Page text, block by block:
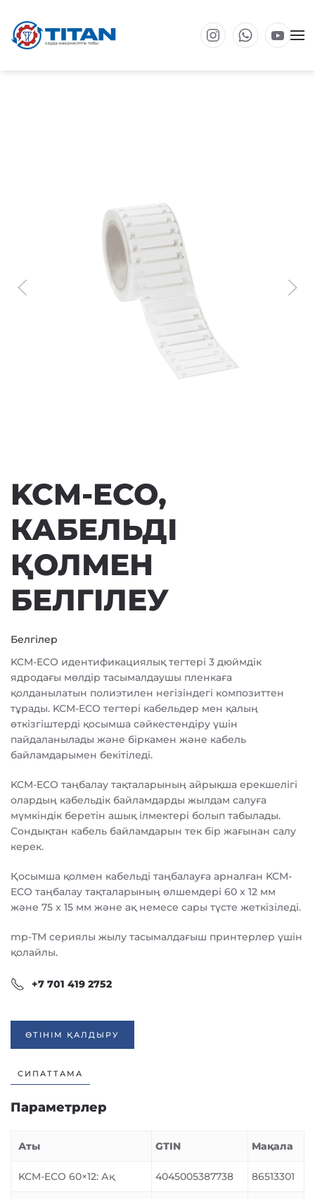
Негізгі мазмұнға өту
KCM-ECO,
КАБЕЛЬДІ
ҚОЛМЕН
БЕЛГІЛЕУ
Белгілер
KCM-ECO идентификациялық тегтері 3 дюймдік
ядродағы мөлдір тасымалдаушы пленкаға
қолданылатын полиэтилен негізіндегі композиттен
тұрады. KCM-ECO тегтері кабельдер мен қалың
өткізгіштерді қосымша сәйкестендіру үшін
пайдаланылады және біркамен және кабель
байламдарымен бекітіледі.
KCM-ECO таңбалау тақталарының айрықша ерекшелігі
олардың кабельдік байламдарды жылдам салуға
мүмкіндік беретін ашық ілмектері болып табылады.
Сондықтан кабель байламдарын тек бір жағынан салу
керек.
Қосымша қолмен кабельді таңбалауға арналған KCM-
ECO таңбалау тақталарының өлшемдері 60 x 12 мм
және 75 x 15 мм және ақ немесе сары түсте жеткізіледі.
mp-TM сериялы жылу тасымалдағыш принтерлер үшін
қолайлы.
+7 701 419 2752
ӨТІНІМ ҚАЛДЫРУ
СИПАТТАМА
Параметрлер
Аты GTIN Мақала
KCM-ECO 60×12: Ақ 4045005387738 86513301